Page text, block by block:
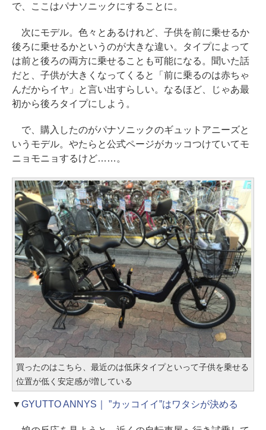
で、ここはパナソニックにすることに。
次にモデル。色々とあるけれど、子供を前に乗せるか
後ろに乗せるかというのが大きな違い。タイプによって
は前と後ろの両方に乗せることも可能になる。聞いた話
だと、子供が大きくなってくると「前に乗るのは赤ちゃ
んだからイヤ」と言い出すらしい。なるほど、じゃあ最
初から後ろタイプにしよう。
で、購入したのがパナソニックのギュットアニーズと
いうモデル。やたらと公式ページがカッコつけていてモ
ニョモニョするけど……。
買ったのはこちら、最近のは低床タイプといって子供を乗せる
位置が低く安定感が増している
▼GYUTTO ANNYS｜ ”カッコイイ”はワタシが決める